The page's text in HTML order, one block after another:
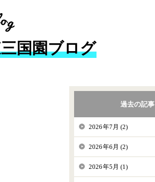
国園ブログ
過去の記事
2026年7月 (2)
2026年6月 (2)
2026年5月 (1)